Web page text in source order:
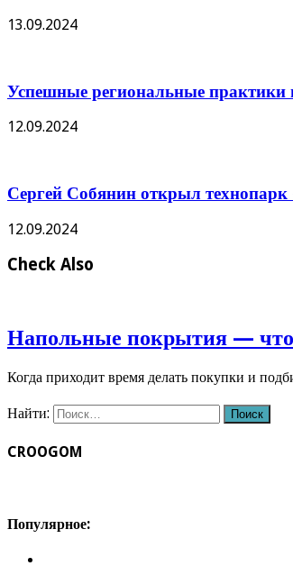
13.09.2024
Успешные региональные практики
12.09.2024
Сергей Собянин открыл
12.09.2024
Check Also
Напольные покрытия — что
Когда приходит время делать покупки и
Найти:
CROOGOM
Популярное: